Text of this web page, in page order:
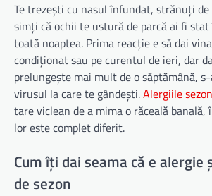
Te trezești cu nasul înfundat, strănuți
simți că ochii te ustură de parcă ai fi
toată noaptea. Prima reacție e să dai
condiționat sau pe curentul de ieri, dar
prelungește mai mult de o săptămână,
virusul la care te gândești.Alergiile
tare viclean de a mima o răceală
lor este complet diferit.
Cum îți dai seama că e alergie
de sezon